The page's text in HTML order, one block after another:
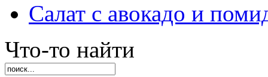
Салат с авокадо и
Что-то найти